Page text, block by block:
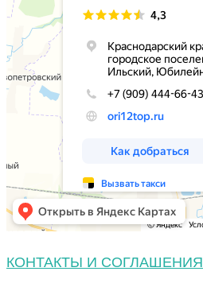
КОНТАКТЫ И СОГЛАШЕНИЯ